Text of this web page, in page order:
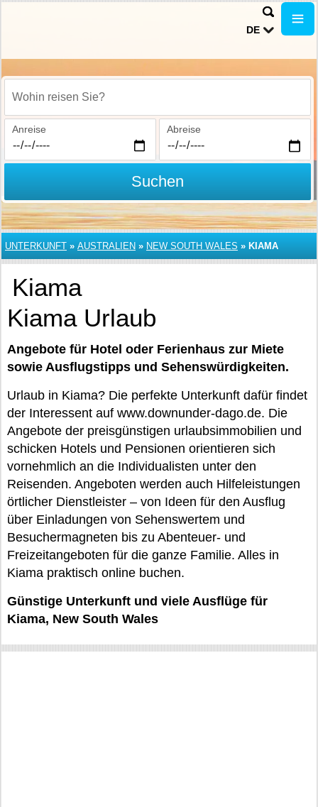
DE
Wohin reisen Sie?
Anreise Abreise
Suchen
UNTERKUNFT » AUSTRALIEN » NEW SOUTH WALES » KIAMA
Kiama
Kiama Urlaub
Angebote für Hotel oder Ferienhaus zur Miete
sowie Ausflugstipps und Sehenswürdigkeiten.
Urlaub in Kiama? Die perfekte Unterkunft dafür findet
der Interessent auf www.downunder-dago.de. Die
Angebote der preisgünstigen urlaubsimmobilien und
schicken Hotels und Pensionen orientieren sich
vornehmlich an die Individualisten unter den
Reisenden. Angeboten werden auch Hilfeleistungen
örtlicher Dienstleister – von Ideen für den Ausflug
über Einladungen von Sehenswertem und
Besuchermagneten bis zu Abenteuer- und
Freizeitangeboten für die ganze Familie. Alles in
Kiama praktisch online buchen.
Günstige Unterkunft und viele Ausflüge für
Kiama, New South Wales